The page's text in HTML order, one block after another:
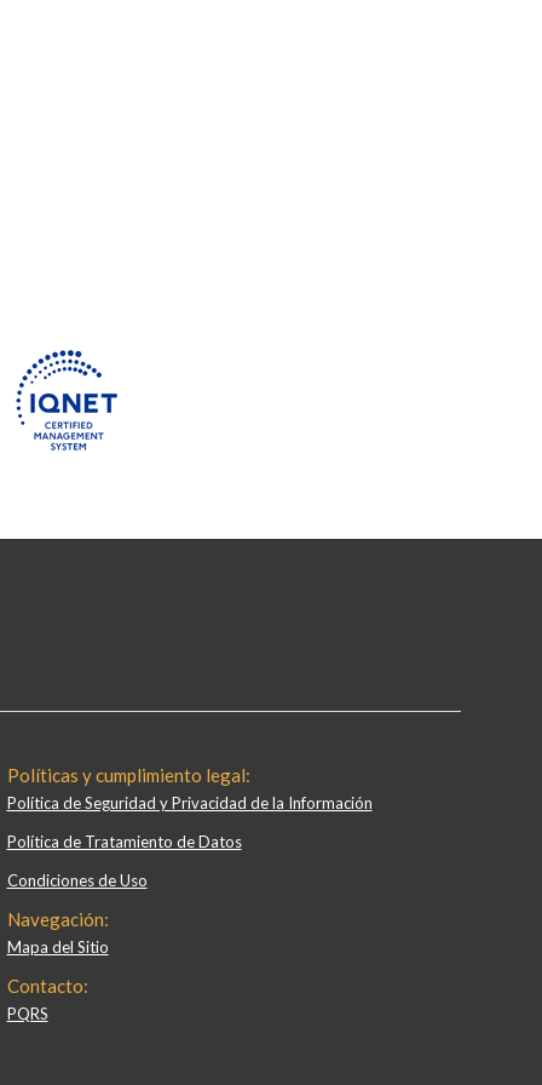
Políticas y cumplimiento legal:
Política de Seguridad y Privacidad de la Información
Política de Tratamiento de Datos
Condiciones de Uso
Navegación:
Mapa del Sitio
Contacto:
PQRS